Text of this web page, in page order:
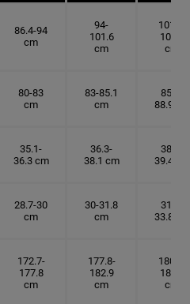
86.4-94
cm
94-
101.6
cm
101.6-
109.2
cm
80-83
cm
83-85.1
cm
85.1-
88.9 cm
35.1-
36.3 cm
36.3-
38.1 cm
38.1-
39.4 cm
28.7-30
cm
30-31.8
cm
31.8-
33.8 cm
172.7-
177.8
cm
177.8-
182.9
cm
180.3-
185.5
cm